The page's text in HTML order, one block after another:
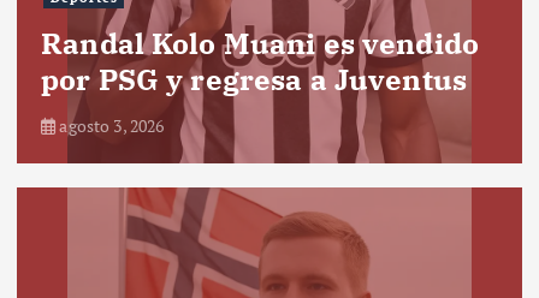
Randal Kolo Muani es vendido
por PSG y regresa a Juventus
agosto 3, 2026